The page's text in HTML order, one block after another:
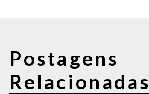
Postagens
Relacionadas